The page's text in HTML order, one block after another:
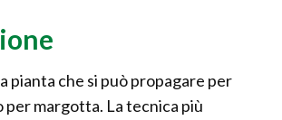
pianta che si può propagare per
per margotta. La tecnica più